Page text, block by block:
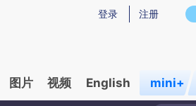
登录 注册
图片 视频 English mini+